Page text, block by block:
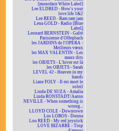
[monoface White Label]
Lee ELDRED - How's your
love life 1&2
Lee REED - Ram ram jam
Lena GOLD - Radio [Blue
Label]
Leonard BERNSTEIN - Gaîté
Parisienne d'Offenbach
les JARDINS de l'OPÉRA -
Meilleurs vœux
les MAX VALENTIN - Les
maux dits
les OBJETS - L'hiver est là
les OBJETS - Sarah
LEVEL 42 - Heaven in my
hands
Liane FOLY - Il est mort le
soleil
Linda DE SUZA - Amalia
Linda RONSTADT/Aaron
NEVILLE - When something is
wrong...
LLOYD COLE - Downtown
Los LOBOS - Donna
Lou REED - My red joystick
LOVE BIZARRE - Trop